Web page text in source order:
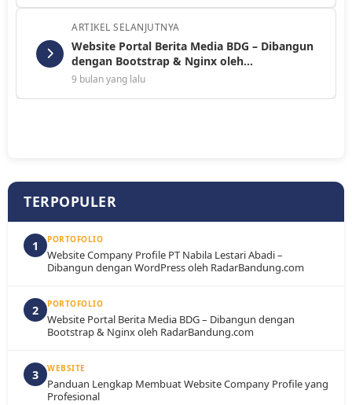
ARTIKEL SELANJUTNYA
Website Portal Berita Media BDG – Dibangun
dengan Bootstrap & Nginx oleh
RadarBandung.com
9 bulan yang lalu
TERPOPULER
1 PORTOFOLIO
Website Company Profile PT Nabila Lestari Abadi –
Dibangun dengan WordPress oleh RadarBandung.com
2 PORTOFOLIO
Website Portal Berita Media BDG – Dibangun dengan
Bootstrap & Nginx oleh RadarBandung.com
3 WEBSITE
Panduan Lengkap Membuat Website Company Profile yang
Profesional